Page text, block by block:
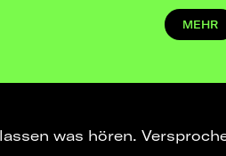
MEHR
was hören.